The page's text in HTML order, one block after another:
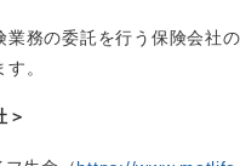
業務の委託を行う保険会社
。
＞